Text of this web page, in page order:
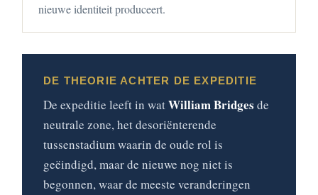
nieuwe identiteit produceert.
DE THEORIE ACHTER DE EXPEDITIE
De expeditie leeft in watWilliam Bridges de
neutrale zone, het desoriënterende
tussenstadium waarin de oude rol is
geëindigd, maar de nieuwe nog niet is
begonnen, waar de meeste veranderingen